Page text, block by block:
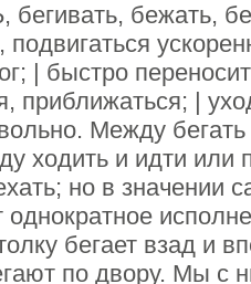
бегивать, бежать,
подвигаться
| быстро
приближаться; |
Между
ходить и идти или
но в значении
бегает взад и
по двору. Мы с